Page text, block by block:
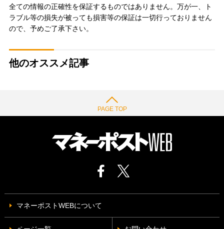
全ての情報の正確性を保証するものではありません。万が一、ト
ラブル等の損失が被っても損害等の保証は一切行っておりません
ので、予めご了承下さい。
他のオススメ記事
PAGE TOP
マネーポストWEBについて